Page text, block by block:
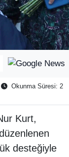
Okunma Süresi: 2
Kurt,
desteğiyle